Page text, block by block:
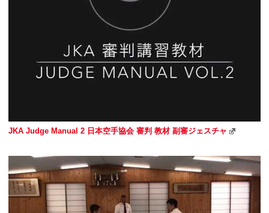
JKA Judge Manual 2 日本空手協会 審判 教材 副審ジェスチャ